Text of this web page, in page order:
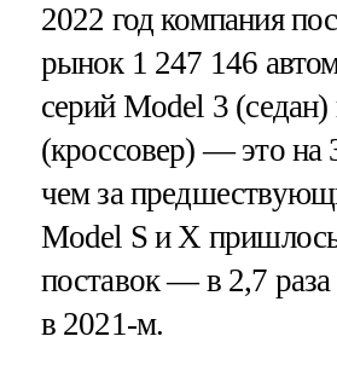
2022 год компания
рынок 1 247 146
серий Model 3
(кроссовер) — это на
чем за
Model S и X
поставок — в 2,7
в 2021-м.